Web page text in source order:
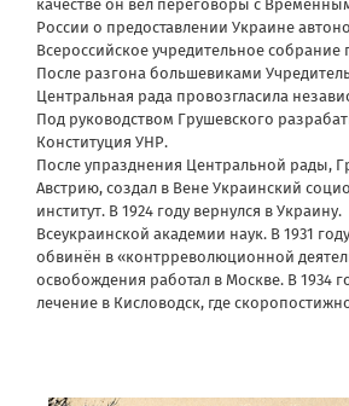
качестве он вёл переговоры с
России о предоставлении Украине
Всероссийское учредительное собрание
После разгона большевиками
Центральная рада провозгласила
Под руководством Грушевского
Конституция УНР.
После упразднения Центральной рады,
Австрию, создал в Вене Украинский
институт. В 1924 году вернулся в
Всеукраинской академии наук. В 1931
обвинён в «контрреволюционной
освобождения работал в Москве. В 1934
лечение в Кисловодск, где